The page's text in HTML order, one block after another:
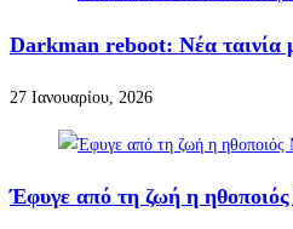
Darkman reboot: Νέα ταινία
27 Ιανουαρίου, 2026
Έφυγε από τη ζωή η